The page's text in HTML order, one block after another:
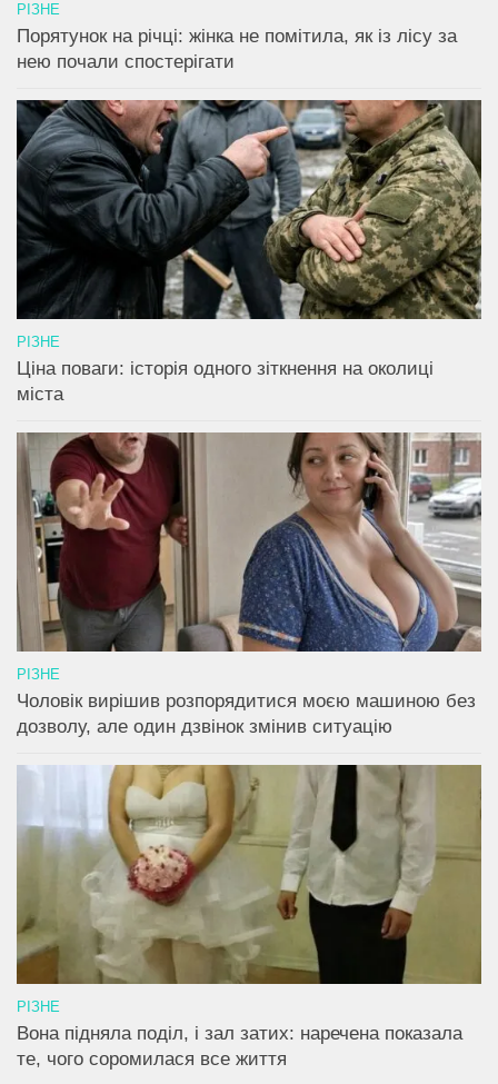
РІЗНЕ
Порятунок на річці: жінка не помітила, як із лісу за
нею почали спостерігати
РІЗНЕ
Ціна поваги: історія одного зіткнення на околиці
міста
РІЗНЕ
Чоловік вирішив розпорядитися моєю машиною без
дозволу, але один дзвінок змінив ситуацію
РІЗНЕ
Вона підняла поділ, і зал затих: наречена показала
те, чого соромилася все життя